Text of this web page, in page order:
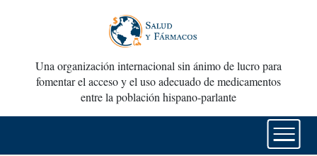
Una organización internacional sin ánimo de lucro para
fomentar el acceso y el uso adecuado de medicamentos
entre la población hispano-parlante